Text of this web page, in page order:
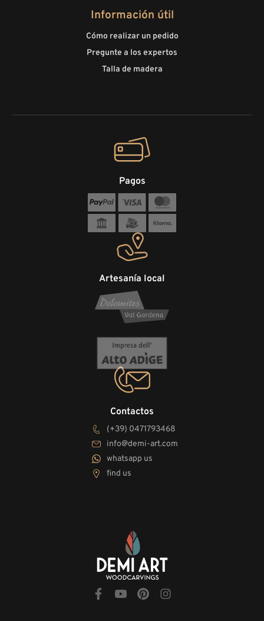
Información útil
Cómo realizar un pedido
Pregunte a los expertos
Talla de madera
Contactos
(+39) 0471793468
info@demi-art.com
whatsapp us
find us
Artesanía local
Pagos